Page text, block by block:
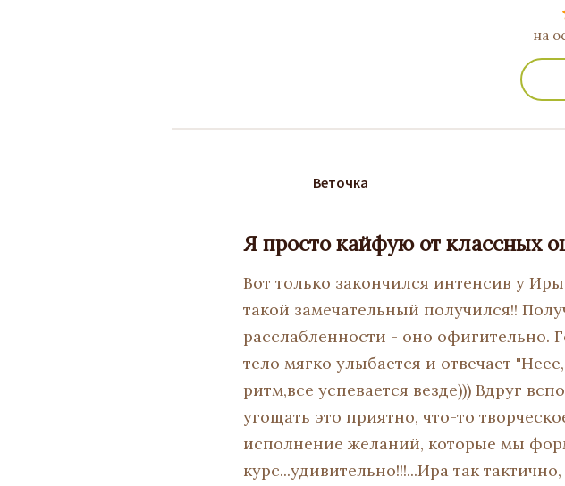
на
Веточка
Я просто кайфую от классных
Вот только закончился интенсив у
такой замечательный получился!!
расслабленности - оно офигительно.
тело мягко улыбается и отвечает
ритм,все успевается везде))) Вдруг
угощать это приятно, что-то
исполнение желаний, которые мы
курс...удивительно!!!...Ира так